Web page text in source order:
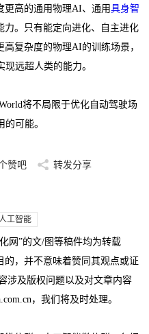
更高的通用物理AI、通用具身智
力。只有能定向进化、自主进化
复杂度的物理AI的训练场景，
远超人类的能力。
将不局限于优化自动驾驶场
可能。
赞吧 转发分享
人工智能
网”的文/图等稿件均为转载
的，并不意味着赞同其观点或证
涉及版权问题以及对文章内容
，我们将及时处理。